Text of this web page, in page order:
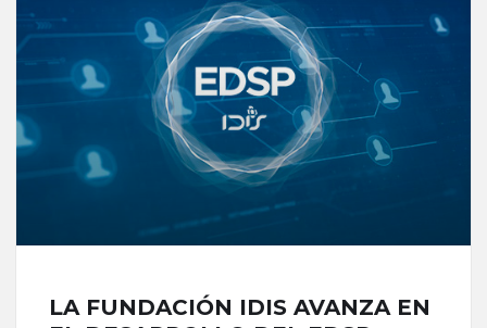
LA FUNDACIÓN IDIS AVANZA EN